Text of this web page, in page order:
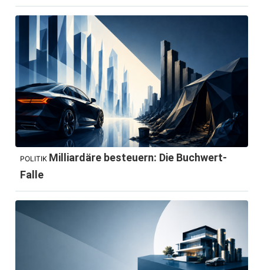
POLITIK Milliardäre besteuern: Die Buchwert-
Falle